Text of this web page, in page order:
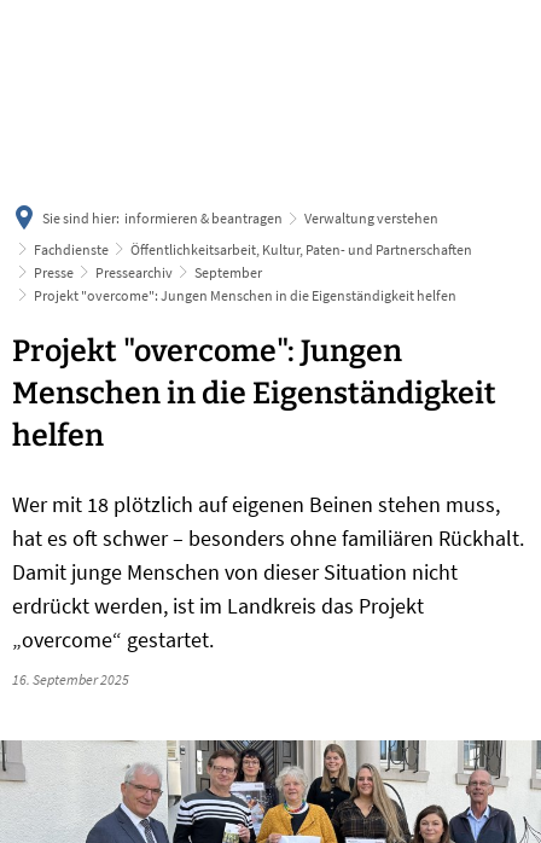
Sie sind hier: informieren & beantragen
Verwaltung verstehen
Fachdienste
Öffentlichkeitsarbeit, Kultur, Paten- und Partnerschaften
Presse
Pressearchiv
September
Projekt "overcome": Jungen Menschen in die Eigenständigkeit helfen
Projekt "overcome": Jungen
Menschen in die Eigenständigkeit
helfen
Wer mit 18 plötzlich auf eigenen Beinen stehen muss,
hat es oft schwer – besonders ohne familiären Rückhalt.
Damit junge Menschen von dieser Situation nicht
erdrückt werden, ist im Landkreis das Projekt
„overcome“ gestartet.
16. September 2025